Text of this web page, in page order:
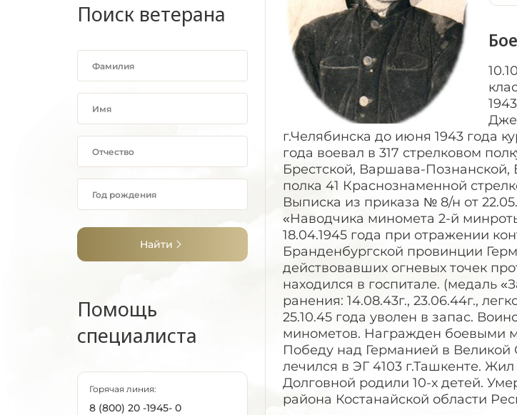
Поиск ветерана
Найти
Помощь
специалиста
Горячая линия:
8 (800) 20 -1945- 0
г.Челябинска до июня 1943 года
года воевал в 317 стрелковом
Брестской, Варшава-Познанской,
полка 41 Краснознаменной
Выписка из приказа № 8/н от
«Наводчика миномета 2-й
18.04.1945 года при отражении
Бранденбургской провинции
действовавших огневых точек
находился в госпитале. (медаль
ранения: 14.08.43г., 23.06.44г.,
25.10.45 года уволен в запас.
минометов. Награжден боевыми
Победу над Германией в Великой
лечился в ЭГ 4103 г.Ташкенте.
Долговной родили 10-х детей.
района Костанайской области